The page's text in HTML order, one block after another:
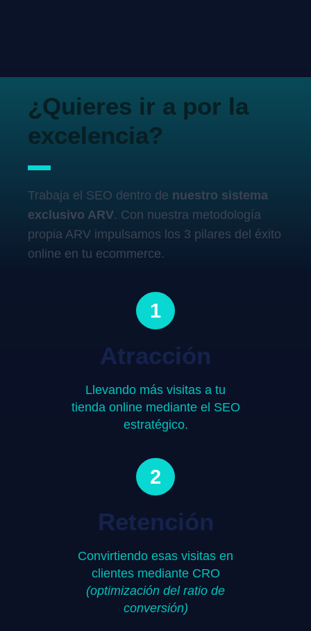
¿Quieres ir a por la
excelencia?
Trabaja el SEO dentro de nuestro sistema
exclusivo ARV. Con nuestra metodología
propia ARV impulsamos los 3 pilares del éxito
online en tu ecommerce.
1
Atracción
Llevando más visitas a tu
tienda online mediante el SEO
estratégico.
2
Retención
Convirtiendo esas visitas en
clientes mediante CRO
(optimización del ratio de
conversión)